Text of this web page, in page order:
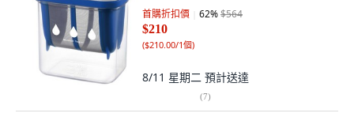
首購折扣價 62%$564
$210
($210.00/1個)
8/11 星期二 預計送達
(7)